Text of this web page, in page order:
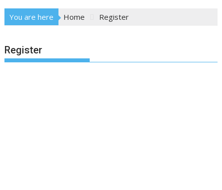
You are here Home Register
Register